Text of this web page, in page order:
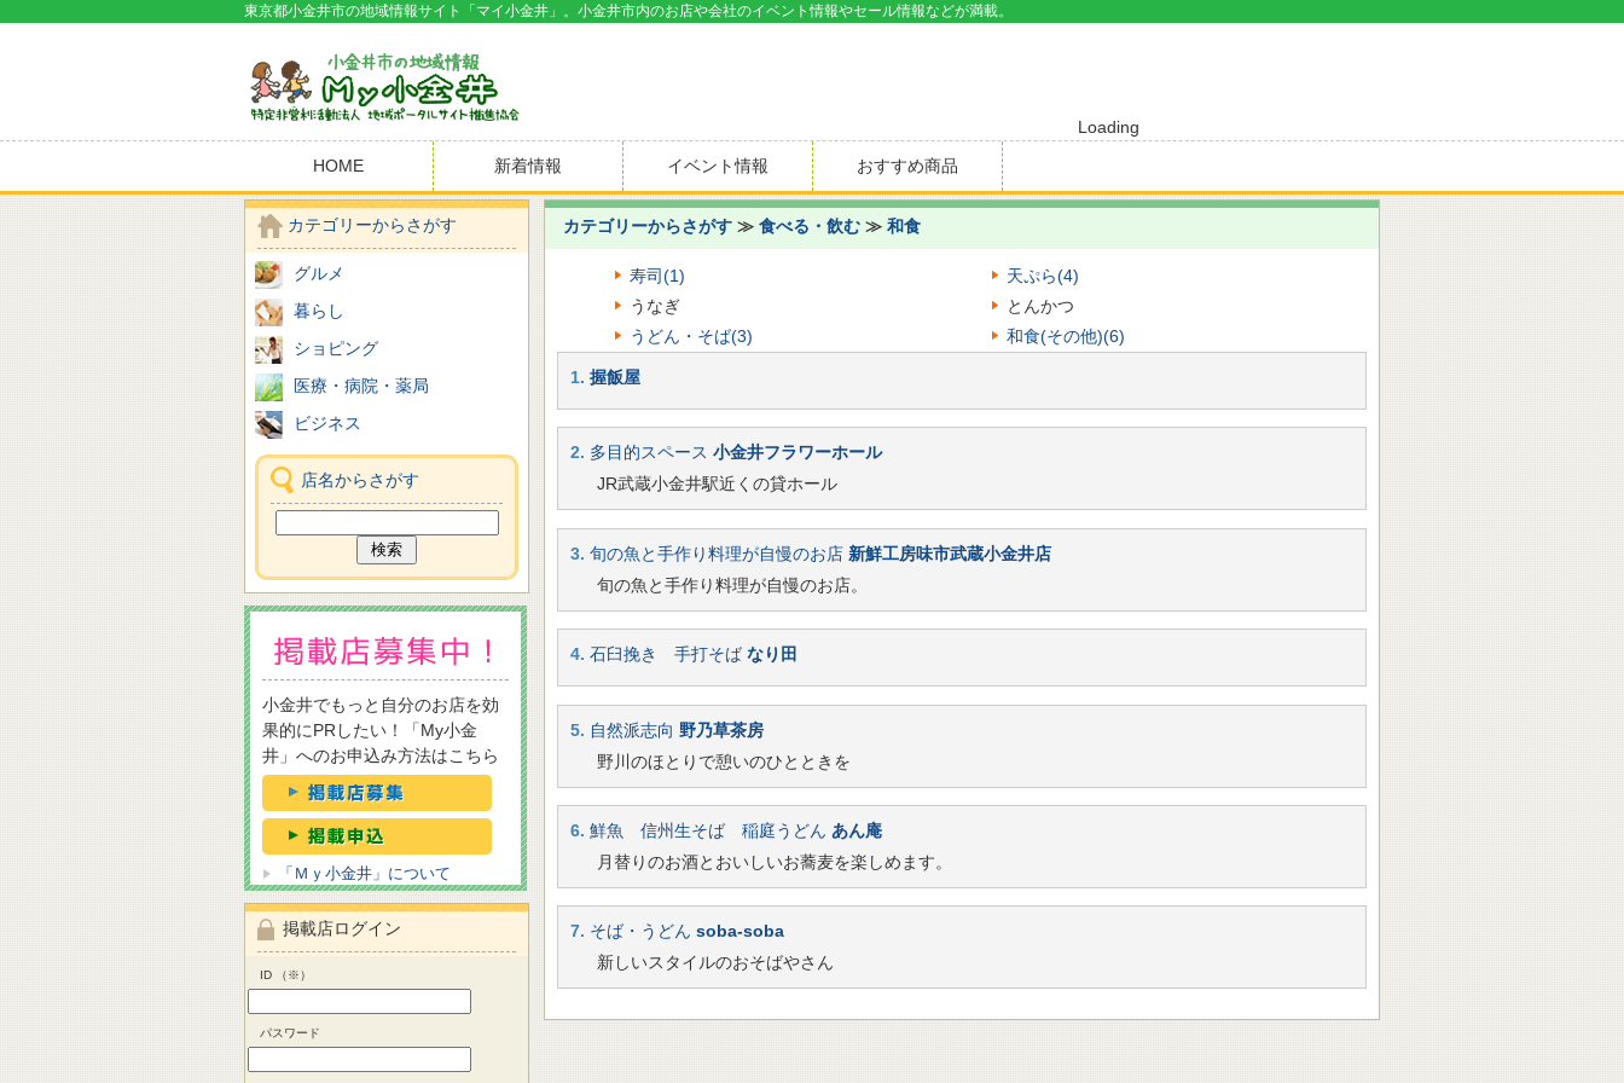
東京都小金井市の地域情報サイト「マイ小金井」。小金井市内のお店や会社のイベント情報やセール情報などが満載。
Loading
HOME
新着情報 イベント情報 おすすめ商品
カテゴリーからさがす ≫ 食べる・飲む ≫ 和食
寿司(1)
天ぷら(4)
うなぎ
とんかつ
うどん・そば(3)
和食(その他)(6)
1. 握飯屋
2. 多目的スペース 小金井フラワーホール
JR武蔵小金井駅近くの貸ホール
3. 旬の魚と手作り料理が自慢のお店 新鮮工房味市武蔵小金井店
旬の魚と手作り料理が自慢のお店。
4. 石臼挽き 手打そば なり田
5. 自然派志向 野乃草茶房
野川のほとりで憩いのひとときを
6. 鮮魚 信州生そば 稲庭うどん あん庵
月替りのお酒とおいしいお蕎麦を楽しめます。
7. そば・うどん soba-soba
新しいスタイルのおそばやさん
カテゴリーからさがす
グルメ
暮らし
ショピング
医療・病院・薬局
ビジネス
店名からさがす
小金井でもっと自分のお店を効
果的にPRしたい！「My小金
井」へのお申込み方法はこちら
「Ｍｙ小金井」について
掲載店ログイン
ID （※）
パスワード